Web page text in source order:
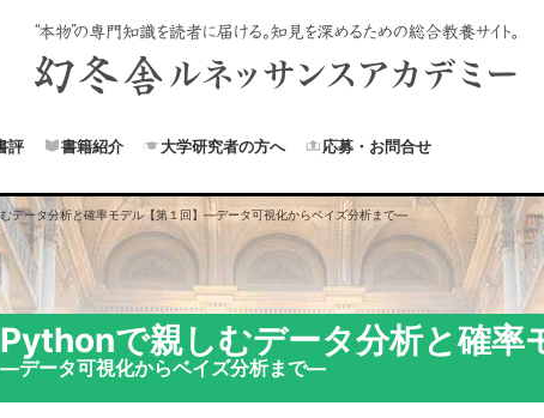
評 書籍紹介 大学研究者の方へ 応募・お問合せ
データ分析と確率モデル【第１回】 ―データ可視化からベイズ分析まで―
Pythonで親しむデータ分析と確率
―データ可視化からベイズ分析まで―